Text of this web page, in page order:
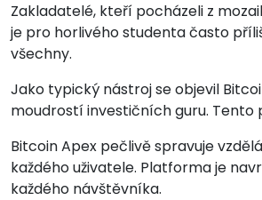
Zakladatelé, kteří pocházeli z
je pro horlivého studenta často
všechny.
Jako typický nástroj se objevil
moudrostí investičních guru.
Bitcoin Apex pečlivě spravuje
každého uživatele. Platforma je
každého návštěvníka.